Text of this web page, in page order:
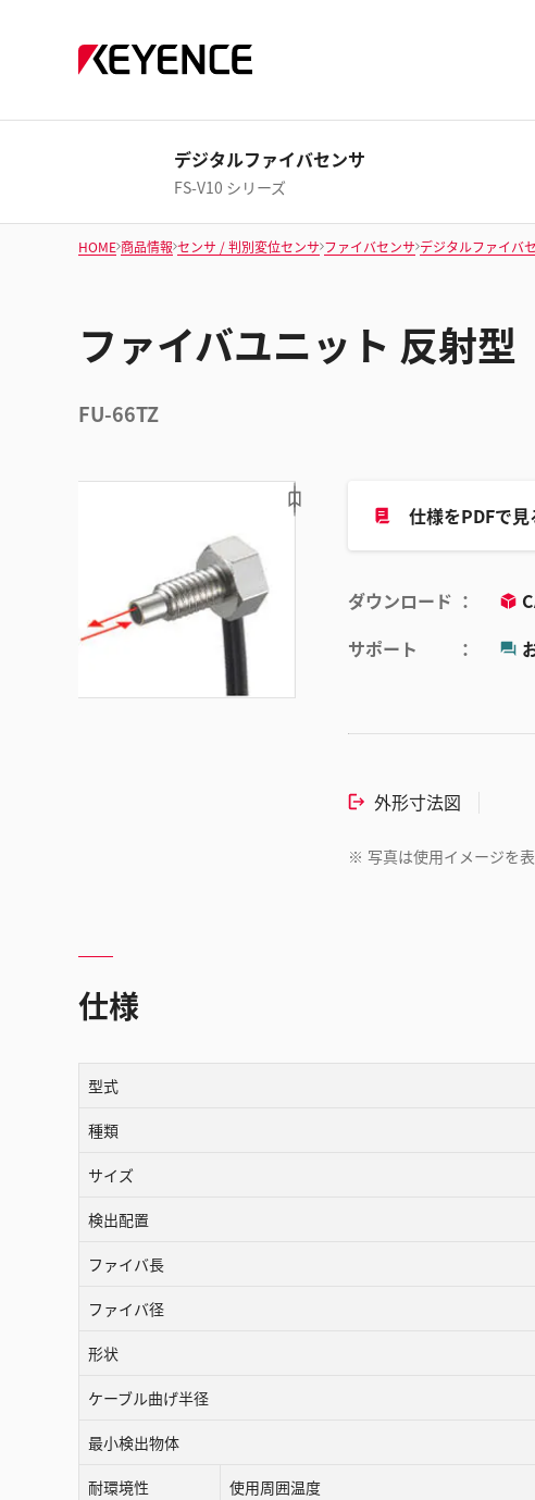
デジタルファイバセンサ
FS-V10 シリーズ
HOME 商品情報 センサ / 判別変位センサ ファイバセンサ デジタルファイバ
ファイバユニット 反射型
FU-66TZ
仕様をPDFで見
ダウンロード
サポート
外形寸法図
※ 写真は使用イメージを
仕様
型式
種類
サイズ
検出配置
ファイバ長
ファイバ径
形状
ケーブル曲げ半径
最小検出物体
耐環境性 使用周囲温度